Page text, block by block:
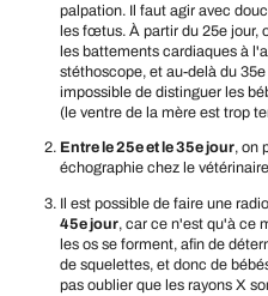
palpation. Il faut agir avec
les fœtus. À partir du 25e jour,
les battements cardiaques à
stéthoscope, et au-delà du 35e
impossible de distinguer les
(le ventre de la mère est trop
Entre le 25e et le 35e jour, on
échographie chez le
Il est possible de faire une
45e jour, car ce n'est qu'à ce
les os se forment, afin de
de squelettes, et donc de
pas oublier que les rayons X